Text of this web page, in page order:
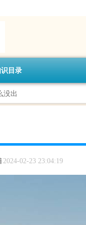
目录
没出
2024-02-23 23:04:19